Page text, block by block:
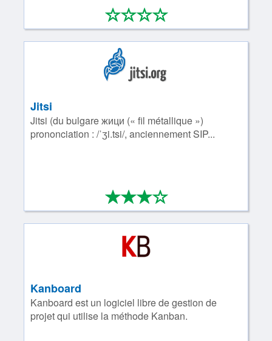
****
0/4
Jitsi
Jitsi (du bulgare жици (« fil métallique »)
prononciation : /ˈʒi.tsi/, anciennement SIP...
****
3/4
Kanboard
Kanboard est un logiciel libre de gestion de
projet qui utilise la méthode Kanban.